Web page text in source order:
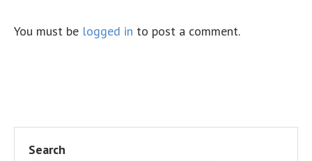
You must be logged in to post a comment.
Search